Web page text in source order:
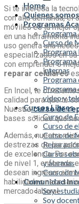
Home
Quienes somos
Programas
Programa
Curso de
Programa
Programa
internas
Programa
Programa
video y
Cursos Libres
Curso de
Curso de
Curso de
Curso
y alarmas
Curso de
Comunidad
Soy
Soy
Si te interesa la
con alta demanda, el
móviles es tu mejor
en una herramienta
uso genera una
especializados en su
con emprender o
reparar celulareses
En Incel, te
calidad para que te
Nuestro curso de
bases sólidas que
Además, nuestra
destrezas de las
de excelencia. Por
de nivel 1, enfocado
desean ingresar al
habilidades
mercado laboral.